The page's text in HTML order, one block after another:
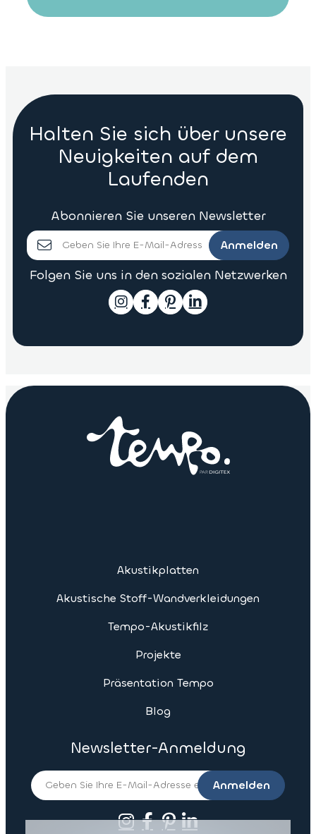
Halten Sie sich über unsere
Neuigkeiten auf dem
Laufenden
Abonnieren Sie unseren Newsletter
Anmelden
Folgen Sie uns in den sozialen Netzwerken
Akustikplatten
Akustische Stoff-Wandverkleidungen
Tempo-Akustikfilz
Projekte
Präsentation Tempo
Blog
Newsletter-Anmeldung
Anmelden